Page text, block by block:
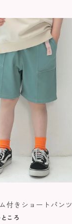
付きショートパンツ
ころ